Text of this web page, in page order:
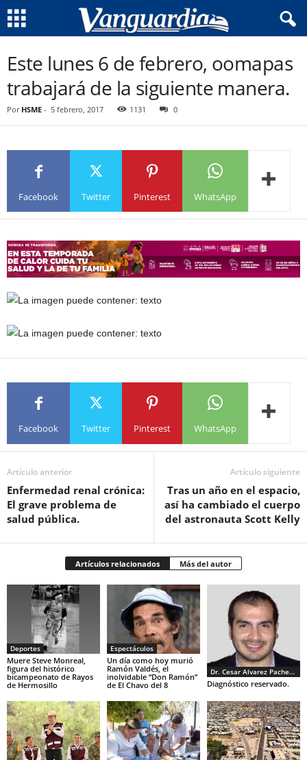
Este lunes 6 de febrero, oomapas
trabajará de la siguiente manera.
Por HSME - 5 febrero, 2017 1131 0
Facebook Twitter Pinterest WhatsApp
Facebook Twitter Pinterest WhatsApp
Artículo anterior
Enfermedad renal crónica:
El grave problema de
salud pública.
Artículo siguiente
Tras un año en el espacio,
así ha cambiado el cuerpo
del astronauta Scott Kelly
Artículos relacionados Más del autor
Deportes
Muere Steve Monreal,
figura del histórico
bicampeonato de Rayos
de Hermosillo
Espectáculos
Un día como hoy murió
Ramón Valdés, el
inolvidable “Don Ramón”
de El Chavo del 8
Dr. Cesar Alvarez Pacheco
Diagnóstico reservado.